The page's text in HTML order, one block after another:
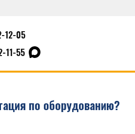
12-05
11-55
по оборудованию?